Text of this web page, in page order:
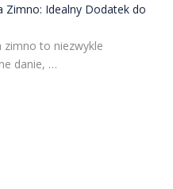
Zimno: Idealny Dodatek do
zimno to niezwykle
danie, …